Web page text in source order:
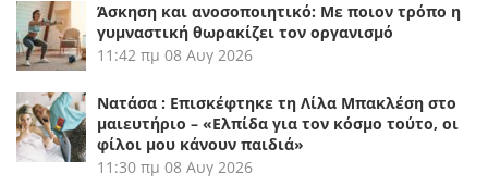
Άσκηση και ανοσοποιητικό: Με ποιον τρόπο η
γυμναστική θωρακίζει τον οργανισμό
11:42 πμ 08 Αυγ 2026
Νατάσα : Επισκέφτηκε τη Λίλα Μπακλέση στο
μαιευτήριο – «Ελπίδα για τον κόσμο τούτο, οι
φίλοι μου κάνουν παιδιά»
11:30 πμ 08 Αυγ 2026